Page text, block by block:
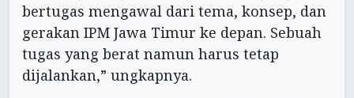
bertugas mengawal dari tema, konsep, dan
gerakan IPM Jawa Timur ke depan. Sebuah
tugas yang berat namun harus tetap
dijalankan,” ungkapnya.